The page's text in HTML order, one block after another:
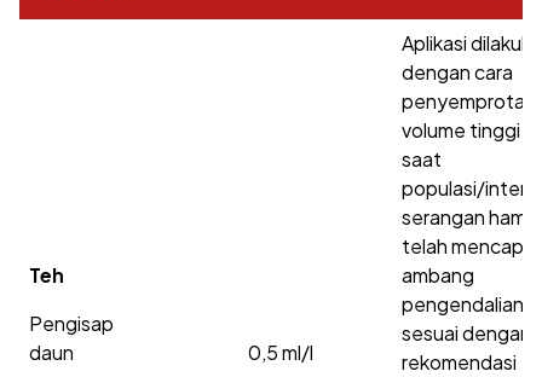
Teh
Pengisap
daun
0,5 ml/l
Aplikasi
dengan cara
penyemprotan
volume tinggi
saat
populasi/
serangan hama
telah mencapai
ambang
sesuai dengan
rekomendasi